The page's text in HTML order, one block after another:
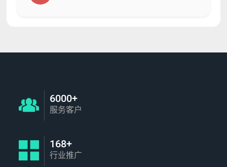
6000+
服务客户
168+
行业推广